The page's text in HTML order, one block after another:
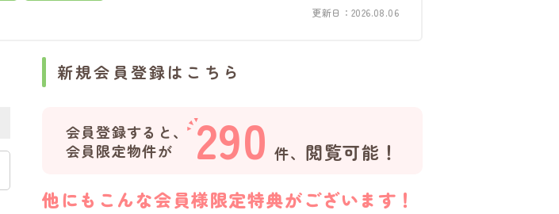
更新日：2026.08.06
新規会員登録はこちら
会員登録すると、
会員限定物件が
290 件、 閲覧可能！
他にもこんな会員様限定特典がございます！